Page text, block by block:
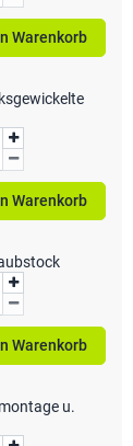
Warenkorb
Warenkorb
Warenkorb
u.